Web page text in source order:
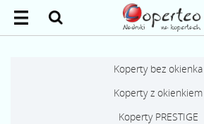
Koperty bez okienka
Koperty z okienkiem
Koperty PRESTIGE